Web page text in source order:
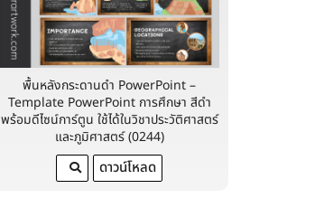
พื้นหลังกระดานดำ PowerPoint –
Template PowerPoint การศึกษา สีดำ
พร้อมดีไซน์การ์ตูน ใช้ได้ในวิชาประวัติศาสตร์
และภูมิศาสตร์ (0244)
ดาวน์โหลด